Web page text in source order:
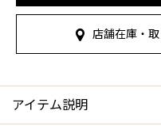
店舗在庫・
アイテム説明